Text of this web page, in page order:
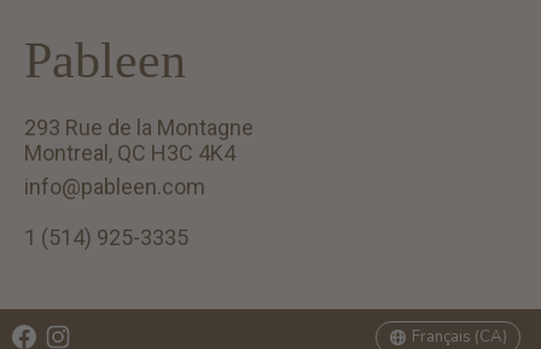
Pableen
293 Rue de la Montagne
Montreal, QC H3C 4K4
info@pableen.com
1 (514) 925-3335
Français (CA)